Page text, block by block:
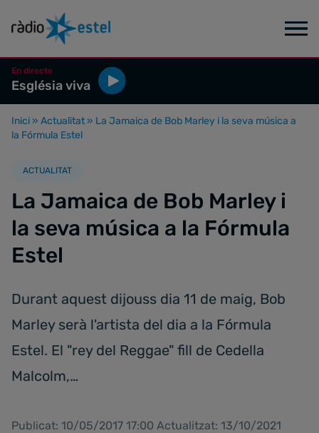
En directe
Església viva
Inici » Actualitat » La Jamaica de Bob Marley i la seva música a
la Fórmula Estel
ACTUALITAT
La Jamaica de Bob Marley i
la seva música a la Fórmula
Estel
Durant aquest dijouss dia 11 de maig, Bob
Marley serà l'artista del dia a la Fórmula
Estel. El "rey del Reggae" fill de Cedella
Malcolm,…
Publicat: 10/05/2017 17:00 Actualitzat: 13/10/2021